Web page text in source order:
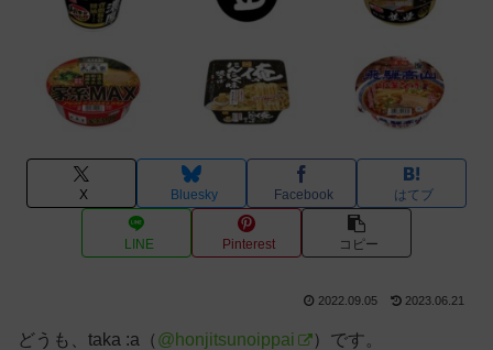
X Bluesky Facebook はてブ
LINE Pinterest コピー
2022.09.05 2023.06.21
どうも、taka :a（ @honjitsunoippai ）です。